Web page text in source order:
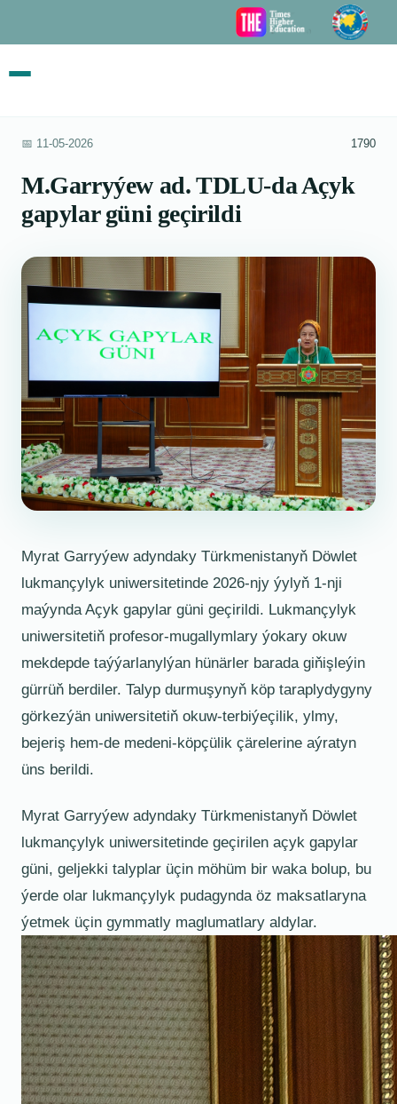
📅 11-05-2026 1790
M.Garryýew ad. TDLU-da Açyk
gapylar güni geçirildi
Myrat Garryýew adyndaky Türkmenistanyň Döwlet
lukmançylyk uniwersitetinde 2026-njy ýylyň 1-nji
maýynda Açyk gapylar güni geçirildi. Lukmançylyk
uniwersitetiň profesor-mugallymlary ýokary okuw
mekdepde taýýarlanylýan hünärler barada giňişleýin
gürrüň berdiler. Talyp durmuşynyň köp taraplydygyny
görkezýän uniwersitetiň okuw-terbiýeçilik, ylmy,
bejeriş hem-de medeni-köpçülik çärelerine aýratyn
üns berildi.
Myrat Garryýew adyndaky Türkmenistanyň Döwlet
lukmançylyk uniwersitetinde geçirilen açyk gapylar
güni, geljekki talyplar üçin möhüm bir waka bolup, bu
ýerde olar lukmançylyk pudagynda öz maksatlaryna
ýetmek üçin gymmatly maglumatlary aldylar.